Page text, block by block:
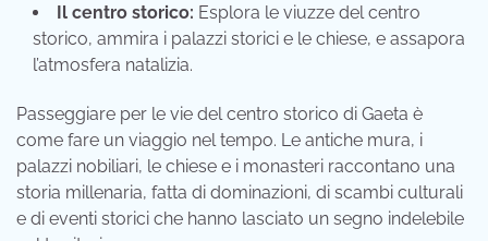
Il centro storico: Esplora le viuzze del centro
storico, ammira i palazzi storici e le chiese, e assapora
l’atmosfera natalizia.
Passeggiare per le vie del centro storico di Gaeta è
come fare un viaggio nel tempo. Le antiche mura, i
palazzi nobiliari, le chiese e i monasteri raccontano una
storia millenaria, fatta di dominazioni, di scambi culturali
e di eventi storici che hanno lasciato un segno indelebile